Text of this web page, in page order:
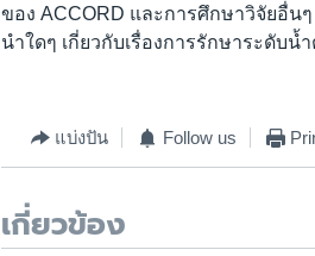
ของ ACCORD และการศึกษาวิจัยอื่น
นำใดๆ เกี่ยวกับเรื่องการรักษาระดับน้
แบ่งปัน Follow us
เกี่ยวข้อง